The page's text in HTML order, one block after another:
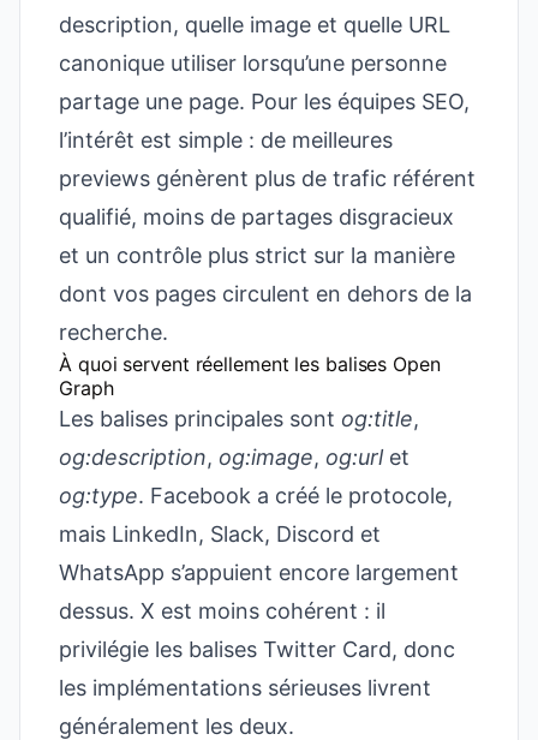
description, quelle image et quelle URL
canonique utiliser lorsqu’une personne
partage une page. Pour les équipes SEO,
l’intérêt est simple : de meilleures
previews génèrent plus de trafic référent
qualifié, moins de partages disgracieux
et un contrôle plus strict sur la manière
dont vos pages circulent en dehors de la
recherche.
À quoi servent réellement les balises Open
Graph
Les balises principales sont og:title,
og:description, og:image, og:urlet
og:type. Facebook a créé le protocole,
mais LinkedIn, Slack, Discord et
WhatsApp s’appuient encore largement
dessus. X est moins cohérent : il
privilégie les balises Twitter Card, donc
les implémentations sérieuses livrent
généralement les deux.